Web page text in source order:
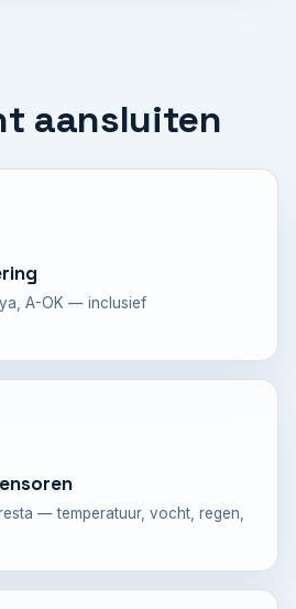
aansluiten
A-OK — inclusief
— temperatuur, vocht, regen,